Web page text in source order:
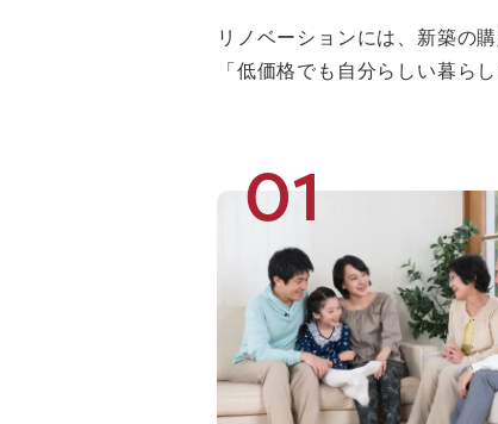
リノベーションには、新築の
「低価格でも自分らしい暮ら